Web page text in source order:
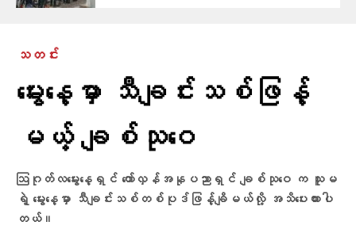
သတင်း
မွေးနေ့မှာ သီချင်းသစ်ဖြန့်
မယ့် ချစ်သုဝေ
ဩဂုတ်လမွေးနေ့ရှင် တော်လှန်အနုပညာရှင် ချစ်သုဝေ က သူမ
ရဲ့ မွေးနေ့မှာ သီချင်းသစ်တစ်ပုဒ်ဖြန့်ချိမယ်လို့ အသိပေးထားပါ
တယ်။